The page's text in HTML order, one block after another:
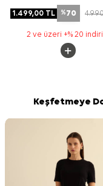
1.499,00 TL %70
2 ve üzeri +% 20
Keşfetmeye